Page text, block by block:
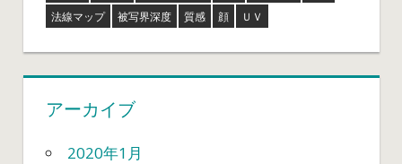
法線マップ
被写界深度 質感 顔 ＵＶ
アーカイブ
2020年1月